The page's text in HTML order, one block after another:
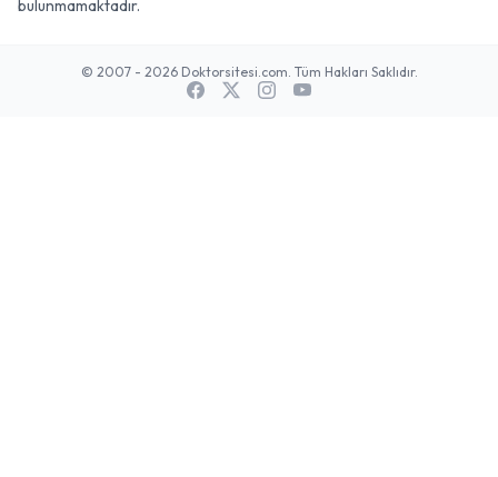
bulunmamaktadır.
© 2007 - 2026 Doktorsitesi.com. Tüm Hakları Saklıdır.